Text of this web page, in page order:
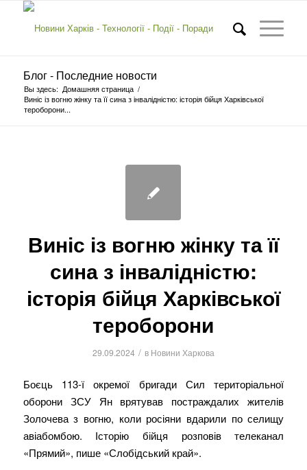
Блог - Последние новости
Вы здесь: Домашняя страница /
Виніс із вогню жінку та її сина з інвалідністю: історія бійця Харківської
тероборони...
Виніс із вогню жінку та її
сина з інвалідністю:
історія бійця Харківської
тероборони
29.09.2024 / в Новини Харкова
Боєць 113-ї окремої бригади Сил територіальної
оборони ЗСУ Ян врятував постраждалих жителів
Золочева з вогню, коли росіяни вдарили по селищу
авіабомбою. Історію бійця розповів телеканал
«Прямий», пише «Слобідський край».